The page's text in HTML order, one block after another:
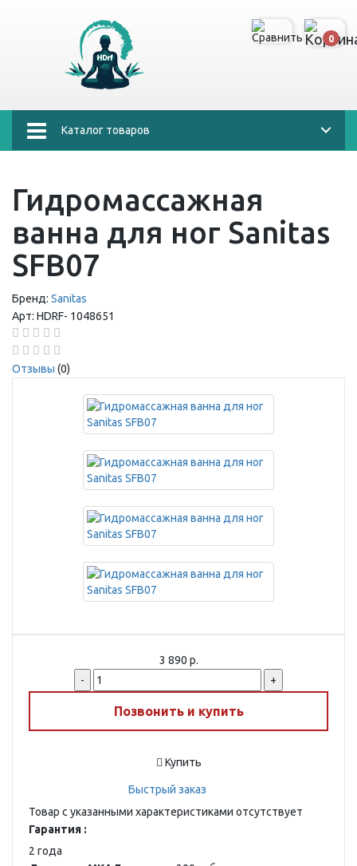
0
Каталог товаров
Гидромассажная
ванна для ног Sanitas
SFB07
Бренд: Sanitas
Арт: HDRF- 1048651
Отзывы (0)
3 890 р.
-
+
Позвонить и купить
Купить
Быстрый заказ
Товар с указанными характеристиками отсутствует
Гарантия :
2 года